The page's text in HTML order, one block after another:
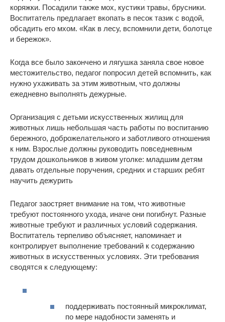
коряжки. Посадили также мох, кустики травы, брусники.
Воспитатель предлагает вкопать в песок тазик с водой,
обсадить его мхом. «Как в лесу, вспомнили дети, болотце
и бережок».
Когда все было закончено и лягушка заняла свое новое
местожительство, педагог попросил детей вспомнить, как
нужно ухаживать за этим животным, что должны
ежедневно выполнять дежурные.
Организация с детьми искусственных жилищ для
животных лишь небольшая часть работы по воспитанию
бережного, доброжелательного и заботливого отношения
к ним. Взрослые должны руководить повседневным
трудом дошкольников в живом уголке: младшим детям
давать отдельные поручения, средних и старших ребят
научить дежурить
Педагог заостряет внимание на том, что животные
требуют постоянного ухода, иначе они погибнут. Разные
животные требуют и различных условий содержания.
Воспитатель терпеливо объясняет, напоминает и
контролирует выполнение требований к содержанию
животных в искусственных условиях. Эти требования
сводятся к следующему:
поддерживать постоянный микроклимат,
по мере надобности заменять и